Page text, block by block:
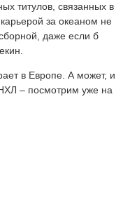
титулов, связанных в
за океаном не
даже если б
в Европе. А может, и
– посмотрим уже на